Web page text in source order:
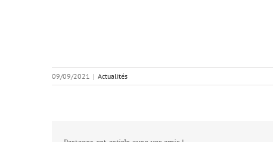
09/09/2021 | Actualités